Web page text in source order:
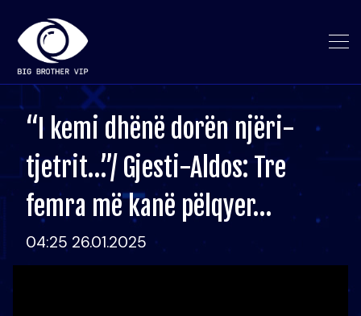
“I kemi dhënë dorën njëri-
tjetrit…”/ Gjesti-Aldos: Tre
femra më kanë pëlqyer…
04:25 26.01.2025